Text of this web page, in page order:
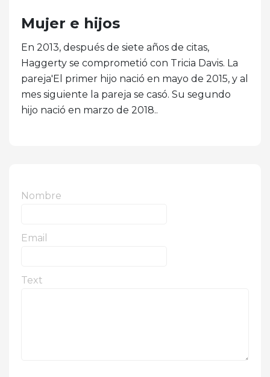
Mujer e hijos
En 2013, después de siete años de citas,
Haggerty se comprometió con Tricia Davis. La
pareja'El primer hijo nació en mayo de 2015, y al
mes siguiente la pareja se casó. Su segundo
hijo nació en marzo de 2018..
Nombre
Email
Text